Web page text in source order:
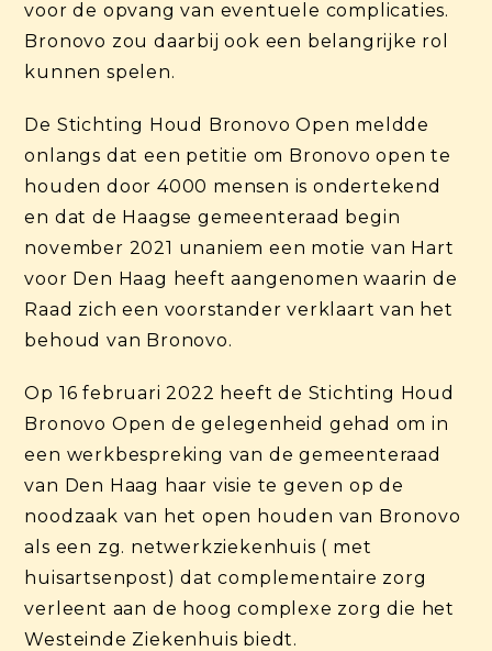
voor de opvang van eventuele complicaties.
Bronovo zou daarbij ook een belangrijke rol
kunnen spelen.
De Stichting Houd Bronovo Open meldde
onlangs dat een petitie om Bronovo open te
houden door 4000 mensen is ondertekend
en dat de Haagse gemeenteraad begin
november 2021 unaniem een motie van Hart
voor Den Haag heeft aangenomen waarin de
Raad zich een voorstander verklaart van het
behoud van Bronovo.
Op 16 februari 2022 heeft de Stichting Houd
Bronovo Open de gelegenheid gehad om in
een werkbespreking van de gemeenteraad
van Den Haag haar visie te geven op de
noodzaak van het open houden van Bronovo
als een zg. netwerkziekenhuis ( met
huisartsenpost) dat complementaire zorg
verleent aan de hoog complexe zorg die het
Westeinde Ziekenhuis biedt.